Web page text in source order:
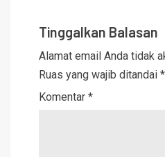
Tinggalkan Balasan
Alamat email Anda tidak
Ruas yang wajib ditandai *
Komentar *